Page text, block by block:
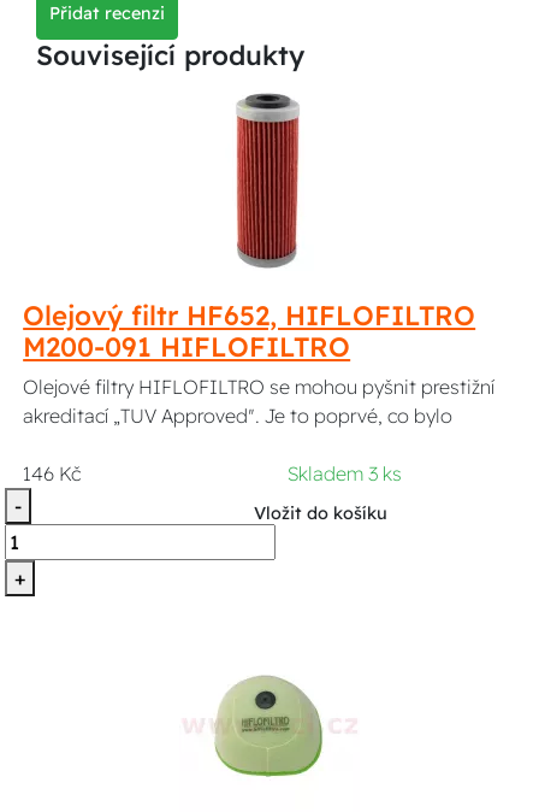
Přidat recenzi
Související produkty
Olejový filtr HF652, HIFLOFILTRO
M200-091 HIFLOFILTRO
Olejové filtry HIFLOFILTRO se mohou pyšnit prestižní
akreditací „TUV Approved". Je to poprvé, co bylo
146 Kč
Skladem 3 ks
-
+
Vložit do košíku